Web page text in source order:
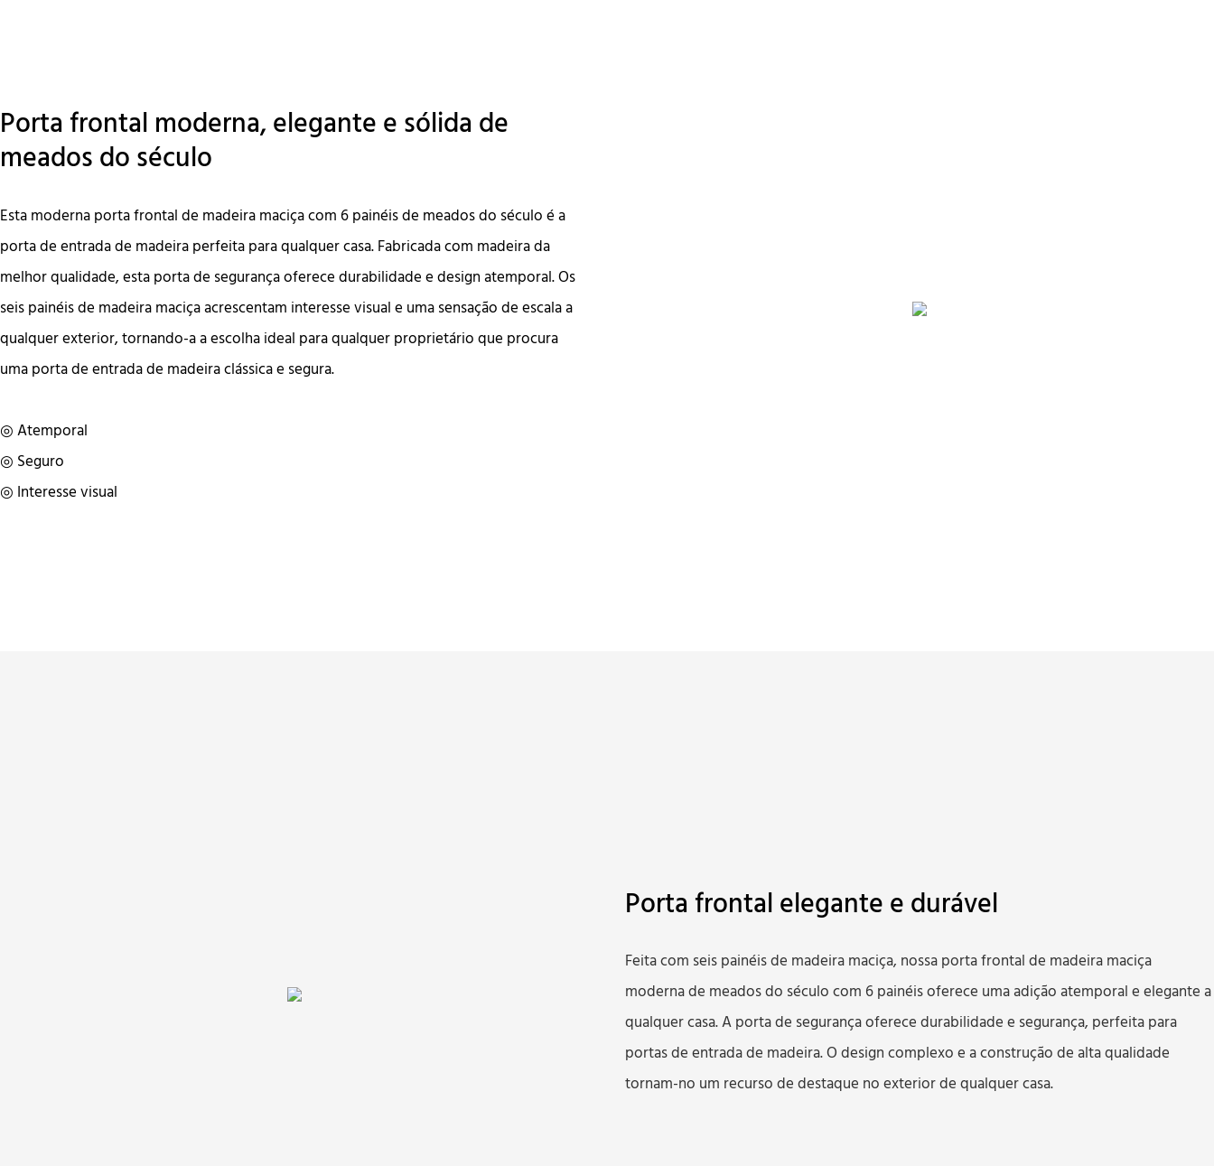
Porta frontal moderna, elegante e sólida de
meados do século
Esta moderna porta frontal de madeira maciça com 6 painéis de meados do século é a
porta de entrada de madeira perfeita para qualquer casa. Fabricada com madeira da
melhor qualidade, esta porta de segurança oferece durabilidade e design atemporal. Os
seis painéis de madeira maciça acrescentam interesse visual e uma sensação de escala a
qualquer exterior, tornando-a a escolha ideal para qualquer proprietário que procura
uma porta de entrada de madeira clássica e segura.
◎ Atemporal
◎ Seguro
◎ Interesse visual
Porta frontal elegante e durável
Feita com seis painéis de madeira maciça, nossa porta frontal de madeira maciça
moderna de meados do século com 6 painéis oferece uma adição atemporal e elegante a
qualquer casa. A porta de segurança oferece durabilidade e segurança, perfeita para
portas de entrada de madeira. O design complexo e a construção de alta qualidade
tornam-no um recurso de destaque no exterior de qualquer casa.